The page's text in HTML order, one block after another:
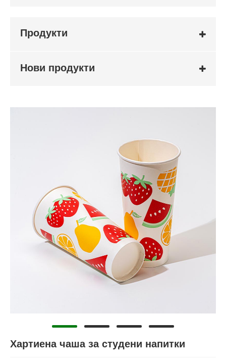
Продукти
Нови продукти
Хартиена чаша за студени напитки